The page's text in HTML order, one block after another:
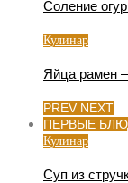
Соление
Кулинар
Яйца рамен
PREV NEXT
ПЕРВЫЕ
Кулинар
Суп из